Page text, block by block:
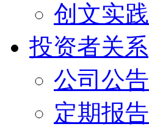
创文实践
投资者关系
公司公告
定期报告